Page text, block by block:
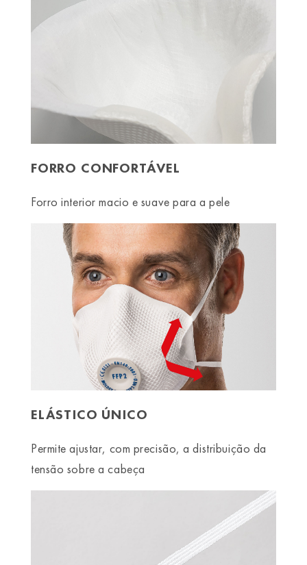
FORRO CONFORTÁVEL
Forro interior macio e suave para a pele
ELÁSTICO ÚNICO
Permite ajustar, com precisão, a distribuição da
tensão sobre a cabeça